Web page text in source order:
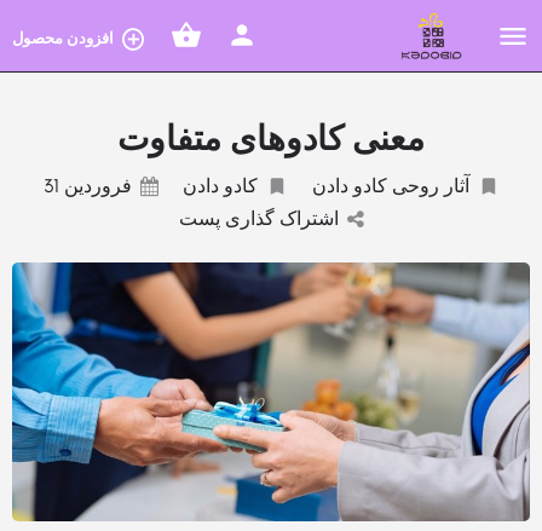
افزودن محصول
معنی کادوهای متفاوت
آثار روحی کادو دادن کادو دادن
فروردین 31
اشتراک گذاری پست